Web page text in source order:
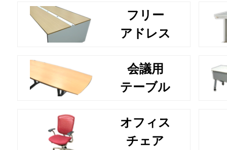
フリー
アドレス
会議用
テーブル
オフィス
チェア